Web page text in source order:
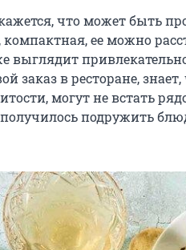
что может быть
компактная, ее можно
выглядит
заказ в ресторане,
могут не встать
подружить